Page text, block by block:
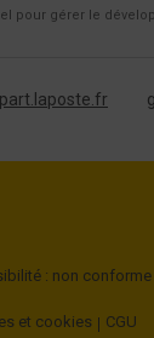
pour gérer le
part.laposte.fr
: non conforme
et cookies CGU